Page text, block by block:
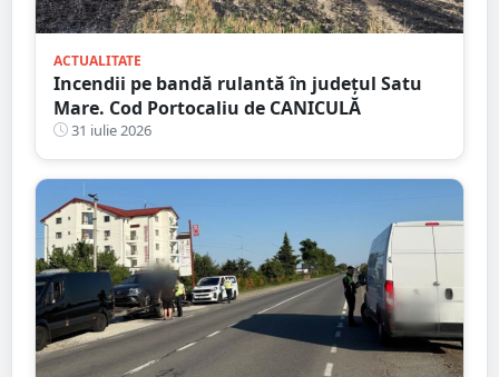
ACTUALITATE
Incendii pe bandă rulantă în județul Satu
Mare. Cod Portocaliu de CANICULĂ
31 iulie 2026